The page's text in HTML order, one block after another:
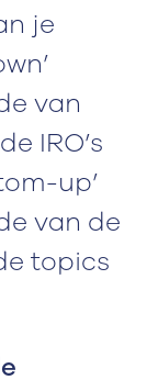
je
van
IRO’s
up’
van de
topics